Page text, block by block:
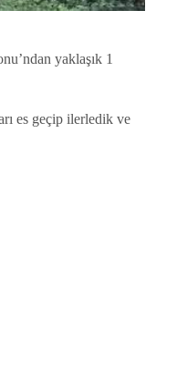
yaklaşık 1
es geçip ilerledik ve